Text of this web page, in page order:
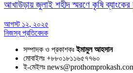
আখাউড়ায় জুলাই শহীদ স্মরণে কৃষি ব্যাংকের
আগস্ট ১২, ২০২৫
নিজস্ব প্রতিবেদক
সম্পাদক ও প্রকাশকঃইমামুল আহসান
মোবাইলঃ +৮৮০১৮১১৬৫৭৭৬০
ই-মেইলঃ